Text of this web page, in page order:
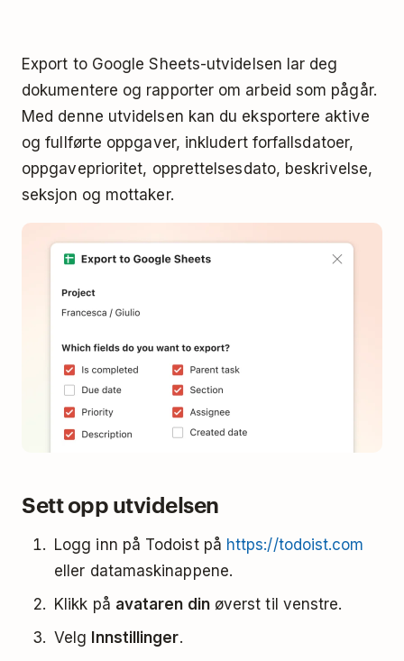
Export to Google Sheets-utvidelsen lar deg
dokumentere og rapporter om arbeid som pågår.
Med denne utvidelsen kan du eksportere aktive
og fullførte oppgaver, inkludert forfallsdatoer,
oppgaveprioritet, opprettelsesdato, beskrivelse,
seksjon og mottaker.
Sett opp utvidelsen
Logg inn på Todoist på https://todoist.com
eller datamaskinappene.
Klikk på avataren dinøverst til venstre.
Velg Innstillinger.